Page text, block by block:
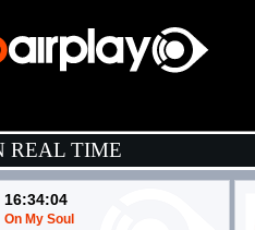
REAL TIME
16:34:04
On My Soul